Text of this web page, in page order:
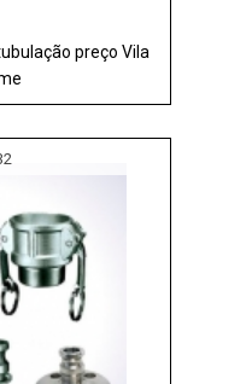
preço Vila